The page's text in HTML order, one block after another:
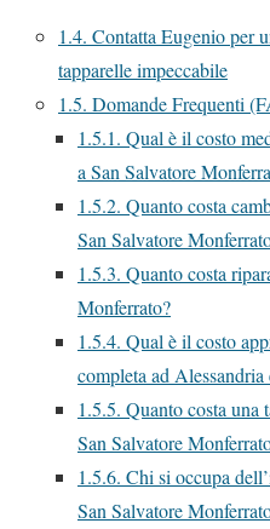
1.4. Contatta Eugenio per
tapparelle impeccabile
1.5. Domande Frequenti
1.5.1. Qual è il costo
a San Salvatore
1.5.2. Quanto costa
San Salvatore
1.5.3. Quanto costa
Monferrato?
1.5.4. Qual è il costo
completa ad
1.5.5. Quanto costa una
San Salvatore
1.5.6. Chi si occupa
San Salvatore